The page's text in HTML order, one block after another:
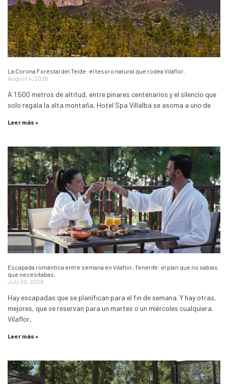
La Corona Forestal del Teide: el tesoro natural que rodea Vilaflor.
August 4, 2026
A 1.500 metros de altitud, entre pinares centenarios y el silencio que
solo regala la alta montaña, Hotel Spa Villalba se asoma a uno de
Leer más »
Escapada romántica entre semana en Vilaflor, Tenerife: el plan que no sabías
que necesitabas.
July 30, 2026
Hay escapadas que se planifican para el fin de semana. Y hay otras,
mejores, que se reservan para un martes o un miércoles cualquiera.
Vilaflor,
Leer más »